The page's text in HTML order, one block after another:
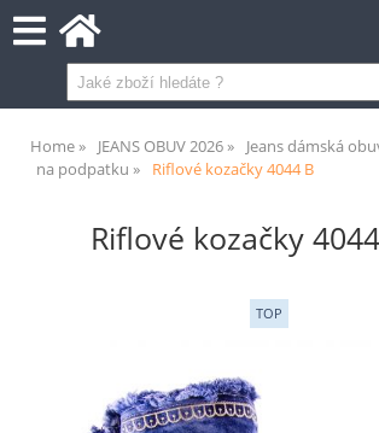
Home JEANS OBUV 2026
Jeans dámská
na podpatku
Riflové kozačky 4044 B
Riflové kozačky